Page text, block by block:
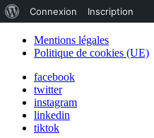
Mentions légales
Politique de cookies (UE)
facebook
twitter
instagram
linkedin
tiktok
de
WordPress
Connexion Inscription